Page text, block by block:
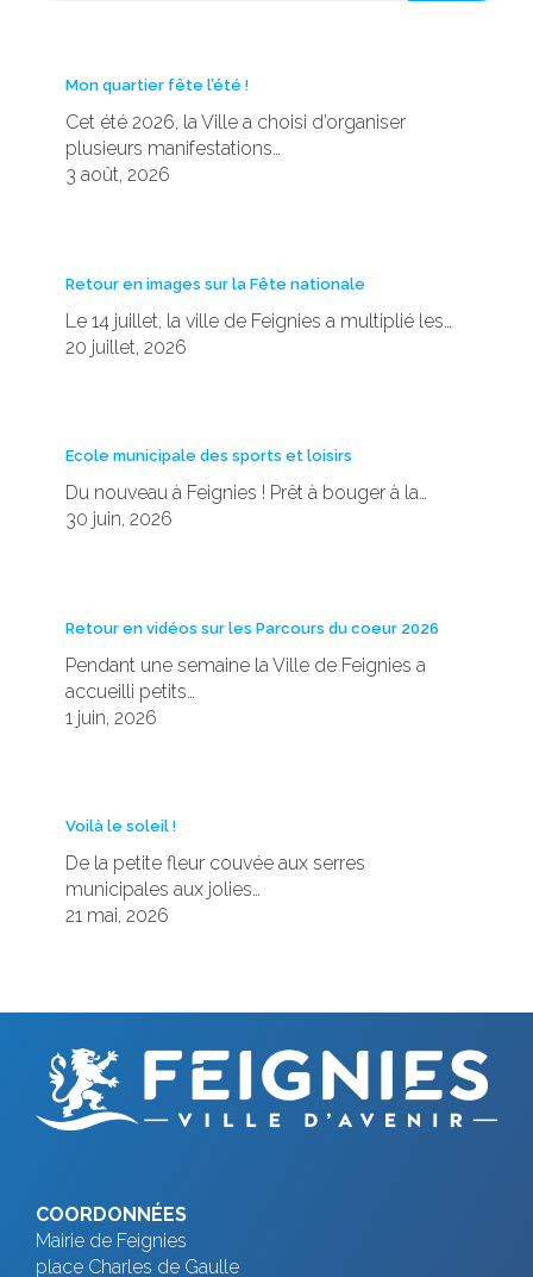
Mon quartier fête l’été !
Cet été 2026, la Ville a choisi d’organiser
plusieurs manifestations…
3 août, 2026
Retour en images sur la Fête nationale
Le 14 juillet, la ville de Feignies a multiplié les…
20 juillet, 2026
Ecole municipale des sports et loisirs
Du nouveau à Feignies ! Prêt à bouger à la…
30 juin, 2026
Retour en vidéos sur les Parcours du coeur 2026
Pendant une semaine la Ville de Feignies a
accueilli petits…
1 juin, 2026
Voilà le soleil !
De la petite fleur couvée aux serres
municipales aux jolies…
21 mai, 2026
COORDONNÉES
Mairie de Feignies
place Charles de Gaulle